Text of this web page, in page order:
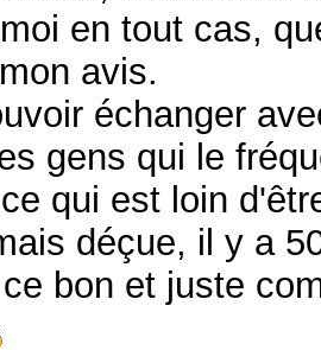
en tout cas,
avis.
échanger
gens qui le
qui est loin
déçue, il y a
bon et juste